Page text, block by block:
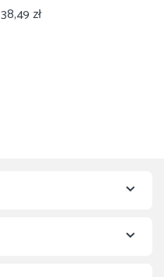
38,49zł